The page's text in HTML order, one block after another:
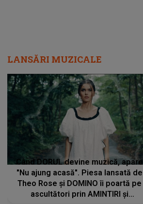
LANSĂRI MUZICALE
Când DORUL devine muzică, apare
"Nu ajung acasă". Piesa lansată de
Theo Rose și DOMINO îi poartă pe
ascultători prin AMINTIRI și